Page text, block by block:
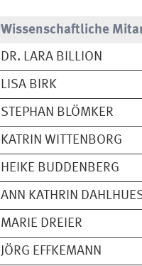
Wissenschaftliche
DR. LARA BILLION
LISA BIRK
STEPHAN BLÖMKER
KATRIN WITTENBORG
HEIKE BUDDENBERG
ANN KATHRIN
MARIE DREIER
JÖRG EFFKEMANN